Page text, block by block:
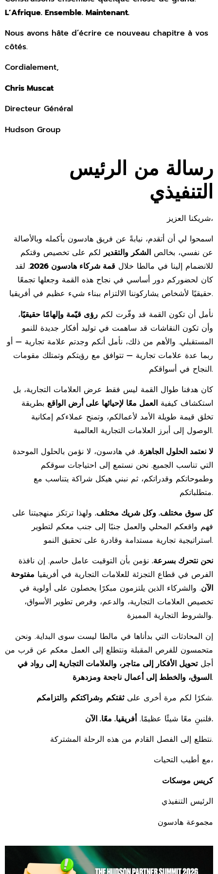
L’Afrique. Ensemble. Maintenant.
Nous avons hâte d’écrire ce nouveau chapitre à vos
côtés.
Cordialement,
Chris Muscat
Directeur Général
Hudson Group
رسالة من الرئيس
التنفيذي
شريكنا العزيز،
اسمحوا لي أن أتقدم، نيابةً عن فريق هادسون بأكمله وبالأصالة
عن نفسي، بخالص الشكر والتقديرلكم على تخصيص وقتكم
للانضمام إلينا في مالطا خلال قمة شركاء هادسون 2026
. لقد
كان لحضوركم دور أساسي في نجاح هذه القمة وجعلها تجمعًا
حقيقيًا لأشخاص يشاركوننا الالتزام ببناء شيء عظيم في أفريقيا.
نأمل أن تكون القمة قد وفّرت لكم رؤى قيّمة وإلهامًا حقيقيًا،
وأن تكون النقاشات قد ساهمت في توليد أفكار جديدة للنمو
المستقبلي. والأهم من ذلك، نأمل أنكم وجدتم علامة تجارية — أو
ربما عدة علامات تجارية — تتوافق مع رؤيتكم وتمتلك مقومات
النجاح في أسواقكم.
كان هدفنا طوال القمة ليس فقط عرض العلامات التجارية، بل
استكشاف كيفية العمل معًا لإحيائها على أرض الواقع بطريقة
تخلق قيمة طويلة الأمد لأعمالكم، وتمنح عملاءكم إمكانية
الوصول إلى أبرز العلامات التجارية العالمية.
لا نعتمد الحلول الجاهزة. في هادسون، لا نؤمن بالحلول الموحدة
التي تناسب الجميع. نحن نستمع إلى احتياجات سوقكم
وطموحاتكم وقدراتكم، ثم نبني هيكل شراكة يتناسب مع
متطلباتكم.
كل سوق مختلف. وكل شريك مختلف. ولهذا ترتكز منهجيتنا على
فهم واقعكم المحلي والعمل جنبًا إلى جنب معكم لتطوير
استراتيجية تجارية مستدامة وقادرة على تحقيق النمو.
نحن نتحرك بسرعة. نؤمن بأن التوقيت عامل حاسم. إن نافذة
الفرص في قطاع التجزئة للعلامات التجارية في أفريقيا مفتوحة
الآن. والشركاء الذين يلتزمون مبكرًا يحصلون على أولوية في
تخصيص العلامات التجارية، والدعم، وفرص تطوير الأسواق،
والشروط التجارية المميزة.
إن المحادثات التي بدأناها في مالطا ليست سوى البداية. ونحن
متحمسون للفرص المقبلة ونتطلع إلى العمل معكم عن قرب من
أجلتحويل الأفكار إلى متاجر، والعلامات التجارية إلى رواد في
السوق، والخطط إلى أعمال ناجحة ومزدهرة.
شكرًا لكم مرة أخرى علىثقتكم وشراكتكم والتزامكم
.
فلنبنِ معًا شيئًا عظيمًا.أفريقيا. معًا. الآن.
نتطلع إلى الفصل القادم من هذه الرحلة المشتركة.
مع أطيب التحيات،
كريس موسكات
الرئيس التنفيذي
مجموعة هادسون